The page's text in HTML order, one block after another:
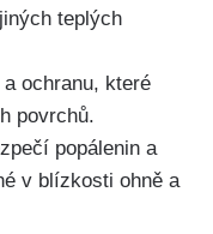
teplých
ochranu, které​
povrchů.
⁢popálenin ‍a​
⁢v blízkosti ohně a